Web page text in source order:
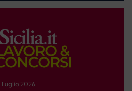
Luglio 2026